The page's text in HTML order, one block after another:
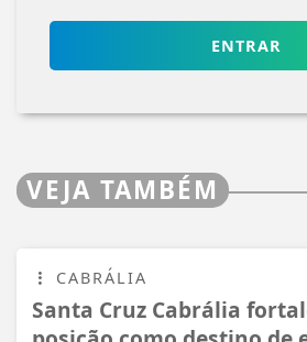
ENTRAR
VEJA TAMBÉM
CABRÁLIA
Santa Cruz Cabrália